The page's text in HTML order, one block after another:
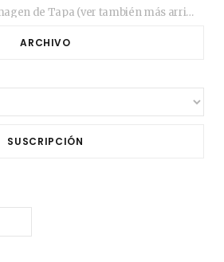
La imagen de Tapa (ver también más arriba) fue compuesta en estos días de febrero…
ARCHIVO
SUSCRIPCIÓN